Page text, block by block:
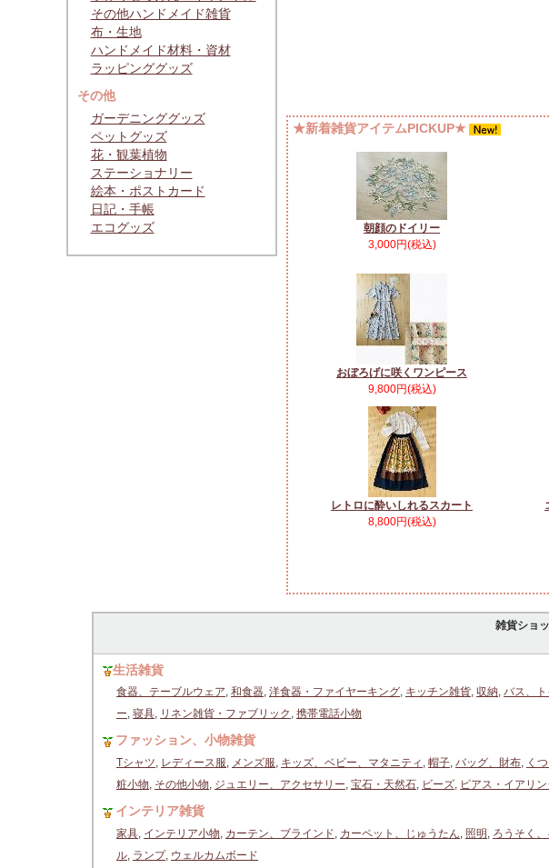
その他ハンドメイド雑貨
布・生地
ハンドメイド材料・資材
ラッピンググッズ
その他
ガーデニンググッズ
ペットグッズ
花・観葉植物
ステーショナリー
絵本・ポストカード
日記・手帳
エコグッズ
★新着雑貨アイテムPICKUP★
朝顔のドイリー
3,000円(税込)
おぼろげに咲くワンピース
9,800円(税込)
レトロに酔いしれるスカート
8,800円(税込)
雑貨ショ
生活雑貨
食器、テーブルウェア, 和食器, 洋食器・ファイヤーキング, キッチン雑貨, 収納, バス、ト
ー, 寝具, リネン雑貨・ファブリック , 携帯電話小物
ファッション、小物雑貨
Tシャツ, レディース服, メンズ服, キッズ、ベビー、マタニティ , 帽子, バッグ、財布, く
粧小物, その他小物, ジュエリー、アクセサリー, 宝石・天然石, ビーズ, ピアス・イアリ
インテリア雑貨
家具, インテリア小物, カーテン、ブラインド, カーペット、じゅうたん, 照明 , ろうそく
ル, ランプ, ウェルカムボード